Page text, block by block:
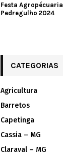
Festa
Pedregulho 2024
CATEGORIAS
Agricultura
Barretos
Capetinga
Cassia – MG
Claraval – MG